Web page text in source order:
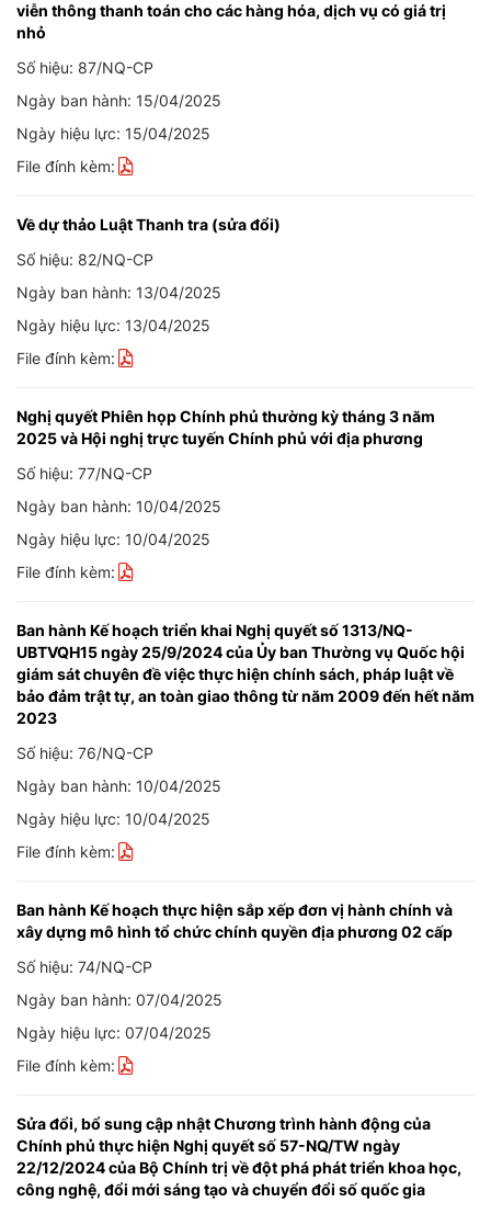
viễn thông thanh toán cho các hàng hóa, dịch vụ có giá trị
nhỏ
Số hiệu: 87/NQ-CP
Ngày ban hành: 15/04/2025
Ngày hiệu lực: 15/04/2025
File đính kèm:
Về dự thảo Luật Thanh tra (sửa đổi)
Số hiệu: 82/NQ-CP
Ngày ban hành: 13/04/2025
Ngày hiệu lực: 13/04/2025
File đính kèm:
Nghị quyết Phiên họp Chính phủ thường kỳ tháng 3 năm
2025 và Hội nghị trực tuyến Chính phủ với địa phương
Số hiệu: 77/NQ-CP
Ngày ban hành: 10/04/2025
Ngày hiệu lực: 10/04/2025
File đính kèm:
Ban hành Kế hoạch triển khai Nghị quyết số 1313/NQ-
UBTVQH15 ngày 25/9/2024 của Ủy ban Thường vụ Quốc hội
giám sát chuyên đề việc thực hiện chính sách, pháp luật về
bảo đảm trật tự, an toàn giao thông từ năm 2009 đến hết năm
2023
Số hiệu: 76/NQ-CP
Ngày ban hành: 10/04/2025
Ngày hiệu lực: 10/04/2025
File đính kèm:
Ban hành Kế hoạch thực hiện sắp xếp đơn vị hành chính và
xây dựng mô hình tổ chức chính quyền địa phương 02 cấp
Số hiệu: 74/NQ-CP
Ngày ban hành: 07/04/2025
Ngày hiệu lực: 07/04/2025
File đính kèm:
Sửa đổi, bổ sung cập nhật Chương trình hành động của
Chính phủ thực hiện Nghị quyết số 57-NQ/TW ngày
22/12/2024 của Bộ Chính trị về đột phá phát triển khoa học,
công nghệ, đổi mới sáng tạo và chuyển đổi số quốc gia